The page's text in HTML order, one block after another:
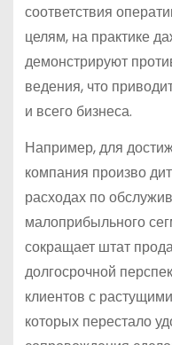
соответствия
целям, на практике
демонстрируют
ведения, что
и всего бизнеса.
Например, для
компания произво
расходах по
малоприбыльного
сокращает штат
долгосрочной
клиентов с
которых перестало